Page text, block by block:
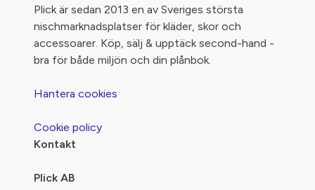
Plick är sedan 2013 en av Sveriges största
nischmarknadsplatser för kläder, skor och
accessoarer. Köp, sälj & upptäck second-hand -
bra för både miljön och din plånbok.
Hantera cookies
Cookie policy
Kontakt
Plick AB